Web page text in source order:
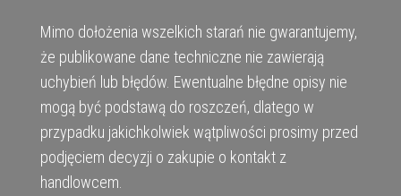
Mimo dołożenia wszelkich starań nie gwarantujemy,
że publikowane dane techniczne nie zawierają
uchybień lub błędów. Ewentualne błędne opisy nie
mogą być podstawą do roszczeń, dlatego w
przypadku jakichkolwiek wątpliwości prosimy przed
podjęciem decyzji o zakupie o kontakt z
handlowcem.